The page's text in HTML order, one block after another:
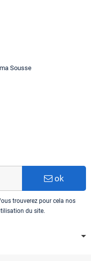
Sousse
ok
trouverez pour cela nos
du site.